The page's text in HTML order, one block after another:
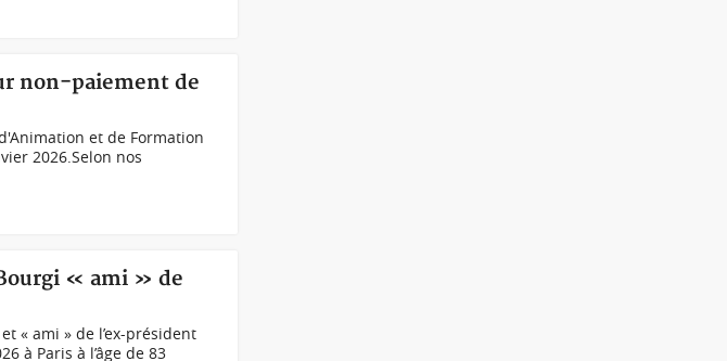
non-paiement de
et de Formation
2026.Selon nos
« ami » de
« ami » de l’ex-président
à Paris à l’âge de 83